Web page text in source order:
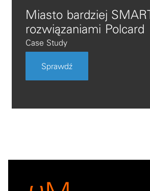
Miasto bardziej
rozwiązaniami Polcard
Case Study
Sprawdź